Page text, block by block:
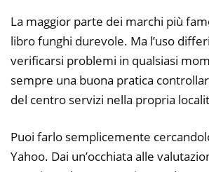
La maggior parte dei marchi più
libro funghi durevole. Ma l’uso
verificarsi problemi in qualsiasi
sempre una buona pratica
del centro servizi nella propria
Puoi farlo semplicemente
Yahoo. Dai un’occhiata alle